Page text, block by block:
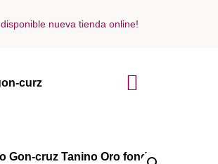
disponible nueva tienda online!